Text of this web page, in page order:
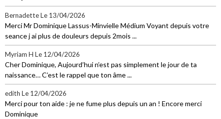
BernadetteLe 13/04/2026
Merci Mr Dominique Lassus-Minvielle Médium Voyant depuis votre
seance j ai plus de douleurs depuis 2mois ...
Myriam H Le 12/04/2026
Cher Dominique, Aujourd’hui n’est pas simplement le jour de ta
naissance… C’est le rappel que ton âme ...
edith Le 12/04/2026
Merci pour ton aide : je ne fume plus depuis un an ! Encore merci
Dominique